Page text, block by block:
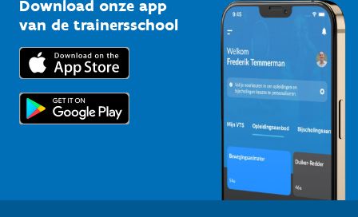
Bedrijven
Trainers en begeleiders
Topsporters
Downloads
Voor de pers
Download onze app
van de trainersschool